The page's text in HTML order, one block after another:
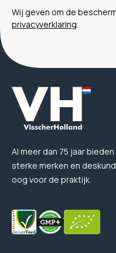
Wij geven om de
privacyverklaring.
Al meer dan 75 jaar
sterke merken en
oog voor de praktijk.